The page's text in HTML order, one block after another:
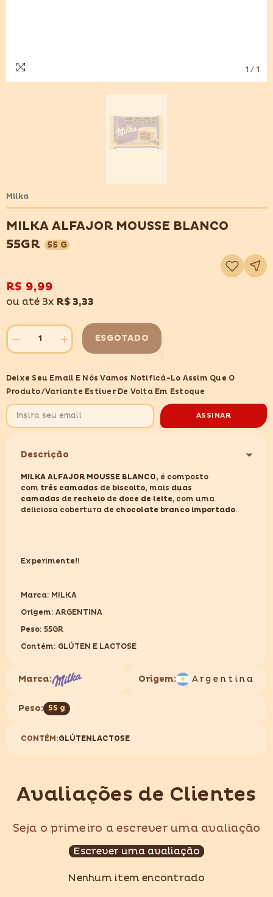
1 / 1
Milka
MILKA ALFAJOR MOUSSE BLANCO
55GR
55 G
Adicionar
à
lista
R$ 9,99
ou até 3x R$ 3,33
Diminuir
quantidade
ALFAJOR
MOUSSE
55GR
Aumentar
quantidade
ALFAJOR
MOUSSE
55GR
ESGOTADO
Deixe Seu Email E Nós Vamos Notificá-Lo Assim Que O
Produto/variante Estiver De Volta Em Estoque
ASSINAR
Descrição
MILKA ALFAJOR MOUSSE BLANCO, é composto
com três camadas de biscoito, mais duas
camadas de recheio de doce de leite, com uma
deliciosa cobertura de chocolate branco importado.
Experimente!!
Marca: MILKA
Origem: ARGENTINA
Peso: 55GR
Contém: GLÚTEN E LACTOSE
Marca: Origem: Argentina
Peso: 55 g
CONTÉM:GLÚTEN LACTOSE
Avaliações de Clientes
Seja o primeiro a escrever uma avaliação
Escrever uma avaliação
Nenhum item encontrado